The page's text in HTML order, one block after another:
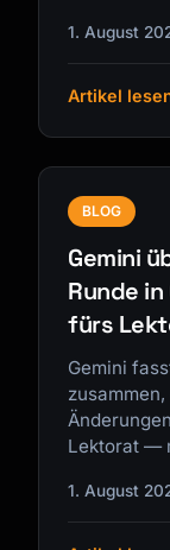
1. August
Artikel
BLOG
Gemini
Runde
fürs
Gemini
Lektorat —
1. August